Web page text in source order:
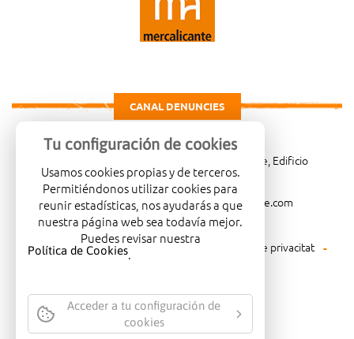
CANAL DENUNCIES
Carretera de Madrid Km. 4, 03007 Alicante, Edificio
Administrativo, planta 3ª
966081001
merca@mercalicante.com
Avís legal Política de cookies
Política de privacitat
Política mediambiental
EMPRESA CERTIFICADA AMB EL
Tu configuración de cookies
Usamos cookies propias y de terceros.
Permitiéndonos utilizar cookies para
reunir estadísticas, nos ayudarás a que
nuestra página web sea todavía mejor.
Puedes revisar nuestra
Política de Cookies.
Acceder a tu configuración de
cookies